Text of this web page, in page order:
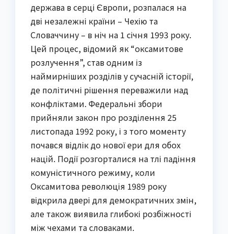
держава в серці Європи, розпалася на
дві незалежні країни – Чехію та
Словаччину – в ніч на 1 січня 1993 року.
Цей процес, відомий як “оксамитове
розлучення”, став одним із
наймирніших розділів у сучасній історії,
де політичні рішення переважили над
конфліктами. Федеральні збори
прийняли закон про розділення 25
листопада 1992 року, і з того моменту
почався відлік до нової ери для обох
націй. Події розгорталися на тлі падіння
комуністичного режиму, коли
Оксамитова революція 1989 року
відкрила двері для демократичних змін,
але також виявила глибокі розбіжності
між чехами та словаками.